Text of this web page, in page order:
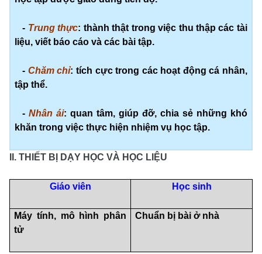
- Trung thực: thành thật trong việc thu thập các tài
liệu, viết báo cáo và các bài tập.
- Chăm chỉ: tích cực trong các hoạt động cá nhân,
tập thể.
-Nhân ái: quan tâm, giúp đỡ, chia sẻ những khó
khăn trong việc thực hiện nhiệm vụ học tập.
II. THIẾT BỊ DẠY HỌC VÀ HỌC LIỆU
Giáo viên Học sinh
Máy tính, mô hình phân
tử
Chuẩn bị bài ở nhà